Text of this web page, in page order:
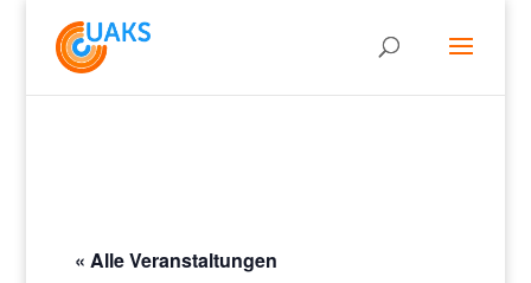
« Alle Veranstaltungen